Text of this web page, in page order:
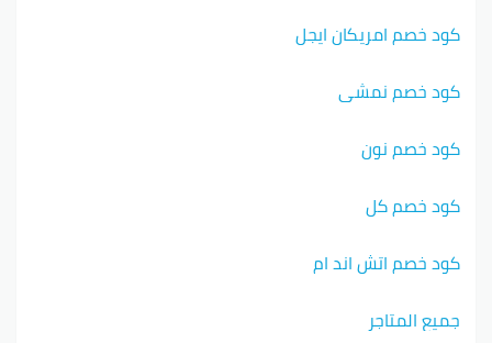
كود خصم امريكان ايجل
كود خصم نمشي
كود خصم نون
كود خصم كل
كود خصم اتش اند ام
جميع المتاجر